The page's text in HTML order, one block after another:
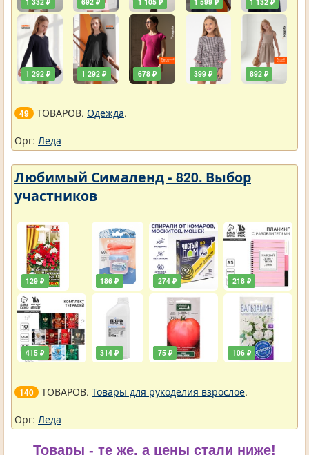
1 292 ₽ 1 292 ₽ 678 ₽ 399 ₽ 892 ₽
49 ТОВАРОВ. Одежда.
Орг: Леда
Любимый Сималенд - 820. Выбор
участников
129 ₽
415 ₽
186 ₽
314 ₽
274 ₽
75 ₽
218 ₽
106 ₽
140 ТОВАРОВ. Товары для рукоделия взрослое.
Орг: Леда
Товары - те же, а цены стали ниже!